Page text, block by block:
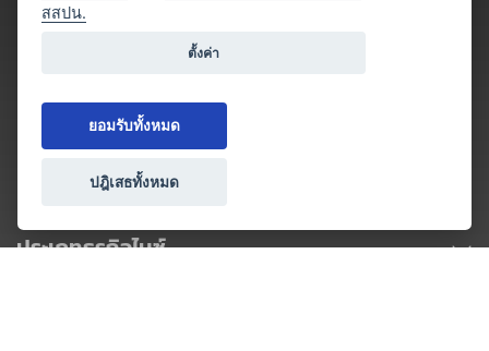
ประเภทธุรกิจไมซ์
สสปน.
ตั้งค่า
ยอมรับทั้งหมด
ปฎิเสธทั้งหมด